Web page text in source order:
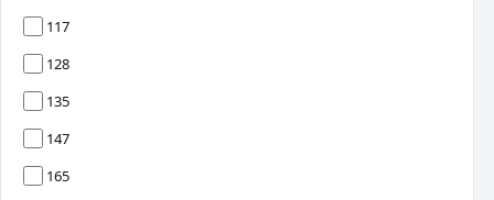
117
128
135
147
165